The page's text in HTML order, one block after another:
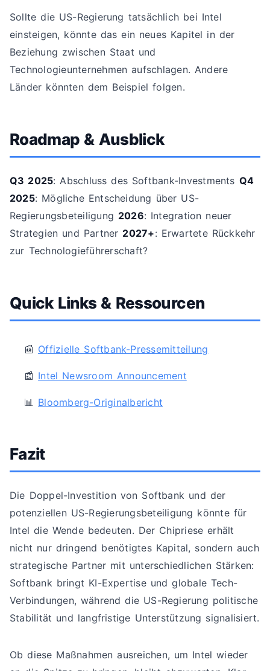
Sollte die US-Regierung tatsächlich bei Intel
einsteigen, könnte das ein neues Kapitel in der
Beziehung zwischen Staat und
Technologieunternehmen aufschlagen. Andere
Länder könnten dem Beispiel folgen.
Roadmap & Ausblick
Q3 2025: Abschluss des Softbank-Investments Q4
2025: Mögliche Entscheidung über US-
Regierungsbeteiligung 2026: Integration neuer
Strategien und Partner 2027+: Erwartete Rückkehr
zur Technologieführerschaft?
Quick Links & Ressourcen
📰 Offizielle Softbank-Pressemitteilung
📰 Intel Newsroom Announcement
📊 Bloomberg-Originalbericht
Fazit
Die Doppel-Investition von Softbank und der
potenziellen US-Regierungsbeteiligung könnte für
Intel die Wende bedeuten. Der Chipriese erhält
nicht nur dringend benötigtes Kapital, sondern auch
strategische Partner mit unterschiedlichen Stärken:
Softbank bringt KI-Expertise und globale Tech-
Verbindungen, während die US-Regierung politische
Stabilität und langfristige Unterstützung signalisiert.
Ob diese Maßnahmen ausreichen, um Intel wieder